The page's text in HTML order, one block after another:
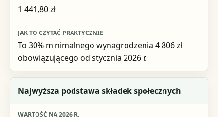
1 441,80 zł
To 30% minimalnego wynagrodzenia 4 806 zł
obowiązującego od stycznia 2026 r.
Najwyższa podstawa składek społecznych